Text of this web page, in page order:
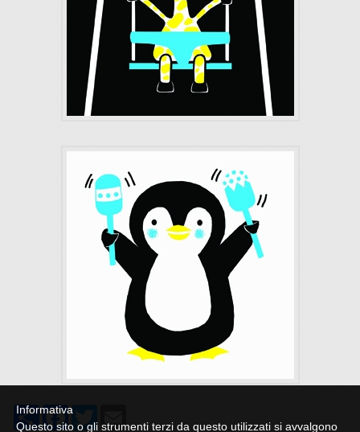
ShareFacebook
Informativa
Questo sito o gli strumenti terzi da questo utilizzati si avvalgono